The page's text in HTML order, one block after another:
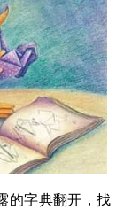
的字典翻开，找